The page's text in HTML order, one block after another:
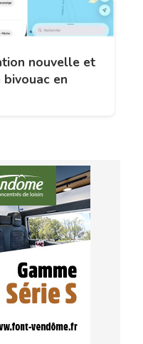
nouvelle et
en